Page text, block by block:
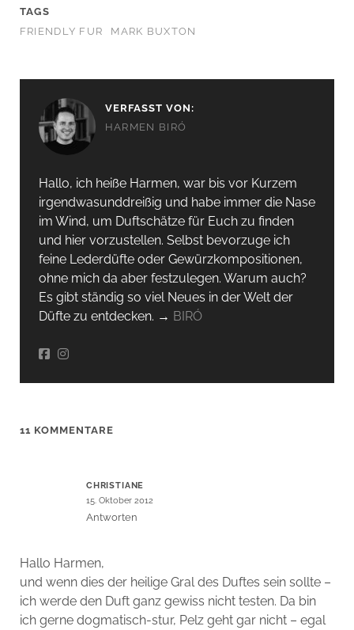
TAGS
FRIENDLY FUR
MARK BUXTON
VERFASST VON:
HARMEN BIRÓ
Hallo, ich heiße Harmen, war bis vor Kurzem
irgendwas­unddreißig und habe immer die Nase
im Wind, um Duftschätze für Euch zu finden
und hier vorzustellen. Selbst bevorzuge ich
feine Lederdüfte oder Gewürzkompositionen,
ohne mich da aber festzulegen. Warum auch?
Es gibt ständig so viel Neues in der Welt der
Düfte zu entdecken. → BIRÓ
11 KOMMENTARE
CHRISTIANE
15. Oktober 2012
Antworten
Hallo Harmen,
und wenn dies der heilige Gral des Duftes sein sollte –
ich werde den Duft ganz gewiss nicht testen. Da bin
ich gerne dogmatisch-stur, Pelz geht gar nicht – egal